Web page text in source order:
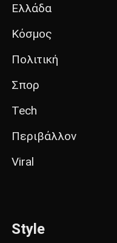
Ελλάδα
Κόσμος
Πολιτική
Σπορ
Tech
Περιβάλλον
Viral
Style